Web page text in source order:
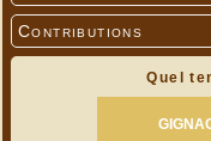
Contributions
Quel